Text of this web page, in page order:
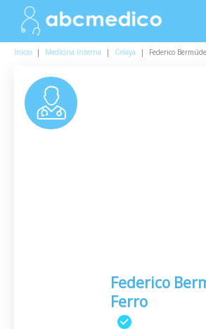
Inicio | Medicina Interna | Celaya | Federico
Federico
Ferro